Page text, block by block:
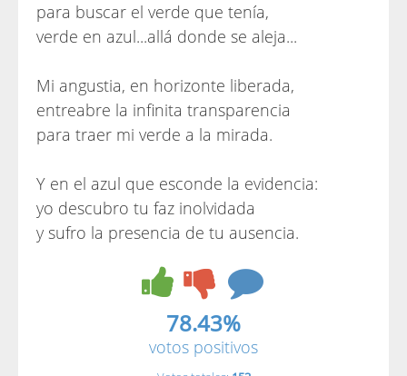
para buscar el verde que tenía,
verde en azul...allá donde se aleja...
Mi angustia, en horizonte liberada,
entreabre la infinita transparencia
para traer mi verde a la mirada.
Y en el azul que esconde la evidencia:
yo descubro tu faz inolvidada
y sufro la presencia de tu ausencia.
78.43%
votos positivos